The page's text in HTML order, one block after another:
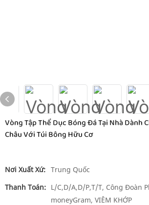
Vòng Tập Thể Dục Bóng Đá Tại Nhà Dành
Châu Với Túi Bông Hữu Cơ
Nơi Xuất Xứ: Trung Quốc
Thanh Toán: L/C,D/A,D/P,T/T, Công Đoàn
moneyGram, VIÊM KHỚP